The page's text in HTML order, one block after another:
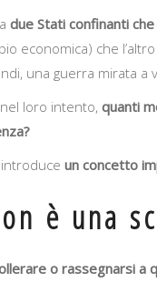
due Stati confinanti
economica) che
una guerra mirata a
loro intento, quanti
un concetto
è una
o rassegnarsi a